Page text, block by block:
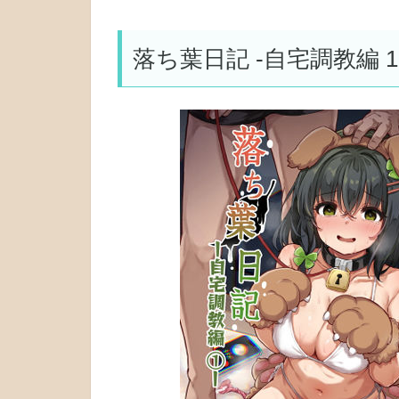
落ち葉日記 -自宅調教編